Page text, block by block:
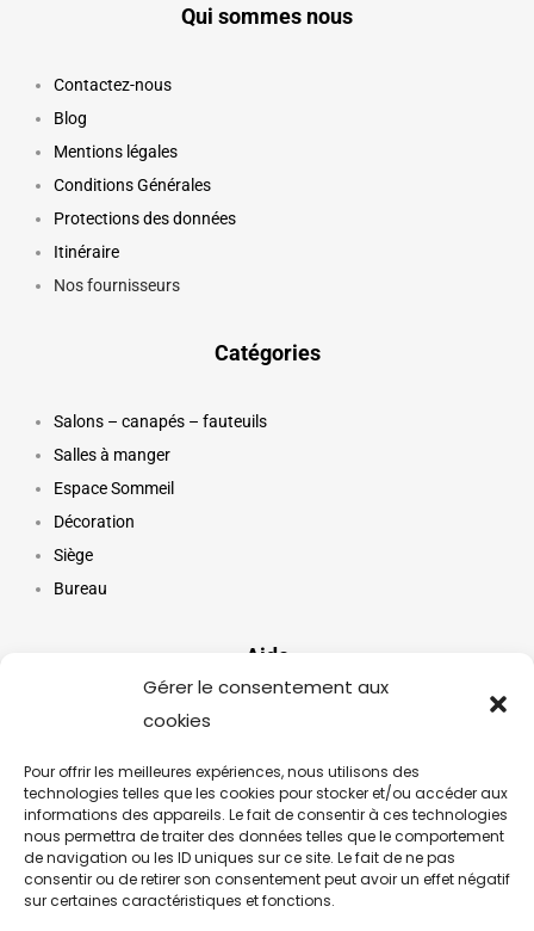
Gérer le consentement aux
cookies
Pour offrir les meilleures expériences, nous utilisons des
technologies telles que les cookies pour stocker et/ou accéder aux
informations des appareils. Le fait de consentir à ces technologies
nous permettra de traiter des données telles que le comportement
de navigation ou les ID uniques sur ce site. Le fait de ne pas
consentir ou de retirer son consentement peut avoir un effet négatif
sur certaines caractéristiques et fonctions.
Qui sommes nous
Contactez-nous
Blog
Mentions légales
Conditions Générales
Protections des données
Itinéraire
Nos fournisseurs
Catégories
Salons – canapés – fauteuils
Salles à manger
Espace Sommeil
Décoration
Siège
Bureau
Aide
Mon compte
Service Client
FAQ
Suivez notre actualité